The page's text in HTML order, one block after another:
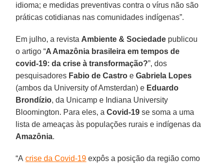
idioma; e medidas preventivas contra o vírus não são
práticas cotidianas nas comunidades indígenas”.
Em julho, a revista Ambiente & Sociedade publicou
o artigo “A Amazônia brasileira em tempos de
covid-19: da crise à transformação?”, dos
pesquisadores Fabio de Castroe Gabriela Lopes
(ambos da University of Amsterdan) e Eduardo
Brondízio, da Unicamp e Indiana University
Bloomington. Para eles, a Covid-19 se soma a uma
lista de ameaças às populações rurais e indígenas da
Amazônia.
“A crise da Covid-19 expôs a posição da região como